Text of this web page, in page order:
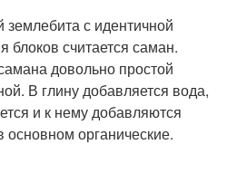
с идентичной
блоков считается саман.
довольно простой
В глину добавляется вода,
и к нему добавляются
органические.